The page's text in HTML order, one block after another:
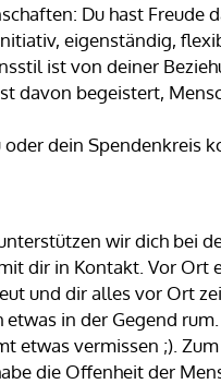
Du hast
eigenständig,
ist von deiner
davon begeistert,
dein Spendenkreis
wir dich bei
dir in Kontakt. Vor Ort
und dir alles vor Ort
in der Gegend
etwas vermissen ;).
die Offenheit der